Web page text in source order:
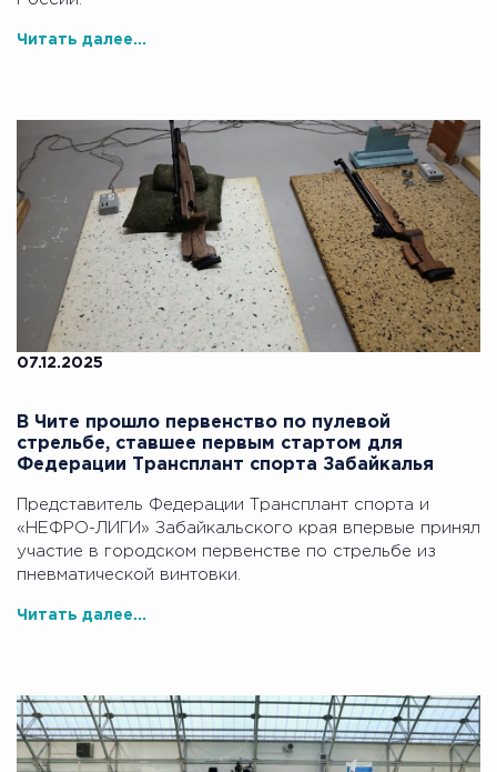
Читать далее...
07.12.2025
В Чите прошло первенство по пулевой
стрельбе, ставшее первым стартом для
Федерации Трансплант спорта Забайкалья
Представитель Федерации Трансплант спорта и
«НЕФРО-ЛИГИ» Забайкальского края впервые принял
участие в городском первенстве по стрельбе из
пневматической винтовки.
Читать далее...